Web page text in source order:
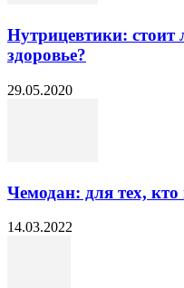
Нутрицевтики: стоит
здоровье?
29.05.2020
Чемодан: для тех, кто
14.03.2022